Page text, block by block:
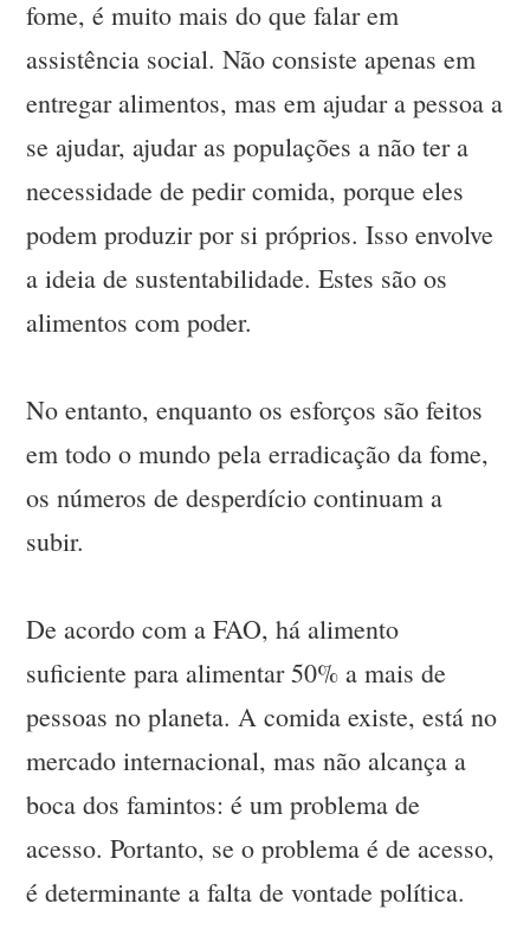
fome, é muito mais do que falar em
assistência social. Não consiste apenas em
entregar alimentos, mas em ajudar a pessoa a
se ajudar, ajudar as populações a não ter a
necessidade de pedir comida, porque eles
podem produzir por si próprios. Isso envolve
a ideia de sustentabilidade. Estes são os
alimentos com poder.
No entanto, enquanto os esforços são feitos
em todo o mundo pela erradicação da fome,
os números de desperdício continuam a
subir.
De acordo com a FAO, há alimento
suficiente para alimentar 50% a mais de
pessoas no planeta. A comida existe, está no
mercado internacional, mas não alcança a
boca dos famintos: é um problema de
acesso. Portanto, se o problema é de acesso,
é determinante a falta de vontade política.